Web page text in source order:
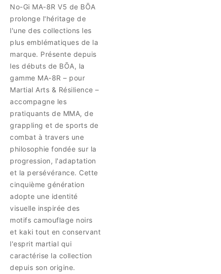
No-Gi MA-8R V5 de BŌA
prolonge l'héritage de
l'une des collections les
plus emblématiques de la
marque. Présente depuis
les débuts de BŌA, la
gamme MA-8R – pour
Martial Arts & Résilience –
accompagne les
pratiquants de MMA, de
grappling et de sports de
combat à travers une
philosophie fondée sur la
progression, l'adaptation
et la persévérance. Cette
cinquième génération
adopte une identité
visuelle inspirée des
motifs camouflage noirs
et kaki tout en conservant
l'esprit martial qui
caractérise la collection
depuis son origine.